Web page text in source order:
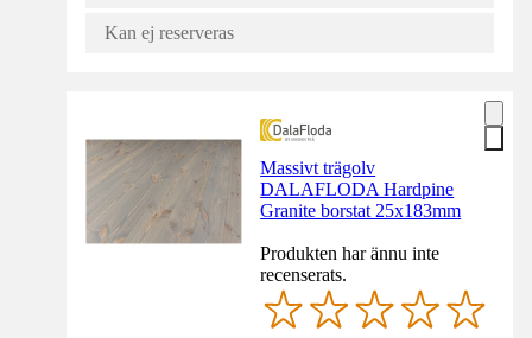
Kan ej reserveras
Massivt trägolv
DALAFLODA Hardpine
Granite borstat 25x183mm
Produkten har ännu inte
recenserats.